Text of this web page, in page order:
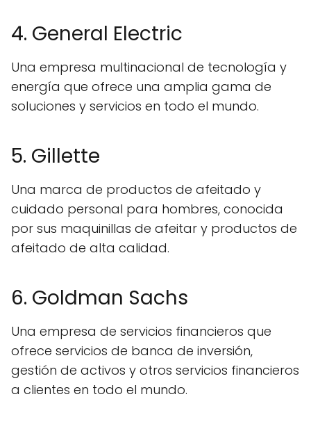
4. General Electric
Una empresa multinacional de tecnología y
energía que ofrece una amplia gama de
soluciones y servicios en todo el mundo.
5. Gillette
Una marca de productos de afeitado y
cuidado personal para hombres, conocida
por sus maquinillas de afeitar y productos de
afeitado de alta calidad.
6. Goldman Sachs
Una empresa de servicios financieros que
ofrece servicios de banca de inversión,
gestión de activos y otros servicios financieros
a clientes en todo el mundo.